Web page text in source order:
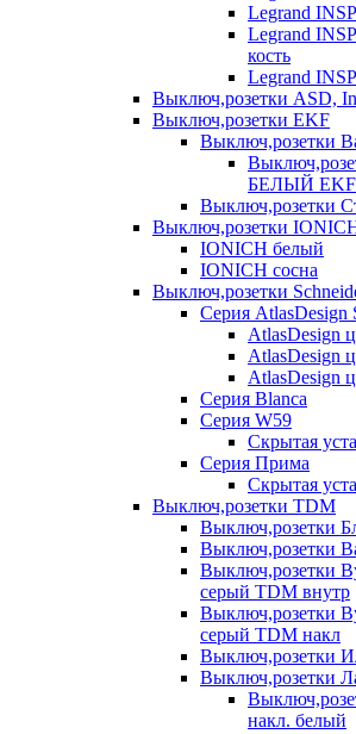
Legrand
Legrand
кость
Legrand
Выключ,розетки ASD,
Выключ,розетки EKF
Выключ,розетки
БЕЛЫЙ EKF
Выключ,розетки
Выключ,розетки
IONICH белый
IONICH сосна
Выключ,розетки
Серия AtlasDesign
AtlasDesign
AtlasDesign
AtlasDesign
Серия Blanca
Серия W59
Скрытая
Серия Прима
Скрытая
Выключ,розетки TDM
Выключ,розетки
Выключ,розетки
Выключ,розетки
серый TDM внутр
Выключ,розетки
серый TDM накл
Выключ,розетки
Выключ,розетки
накл. белый